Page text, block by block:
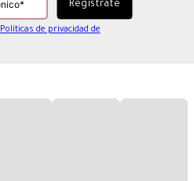
Políticas de privacidad de